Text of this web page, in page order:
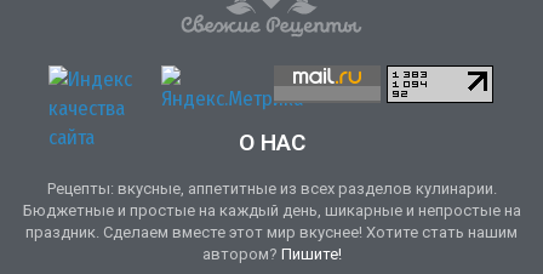
О НАС
Рецепты: вкусные, аппетитные из всех разделов кулинарии.
Бюджетные и простые на каждый день, шикарные и непростые на
праздник. Сделаем вместе этот мир вкуснее! Хотите стать нашим
автором? Пишите!